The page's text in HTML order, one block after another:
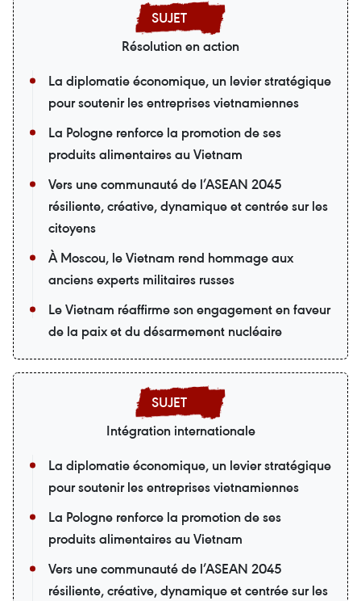
Résolution en action
La diplomatie économique, un levier stratégique
pour soutenir les entreprises vietnamiennes
La Pologne renforce la promotion de ses
produits alimentaires au Vietnam
Vers une communauté de l’ASEAN 2045
résiliente, créative, dynamique et centrée sur les
citoyens
À Moscou, le Vietnam rend hommage aux
anciens experts militaires russes
Le Vietnam réaffirme son engagement en faveur
de la paix et du désarmement nucléaire
Intégration internationale
La diplomatie économique, un levier stratégique
pour soutenir les entreprises vietnamiennes
La Pologne renforce la promotion de ses
produits alimentaires au Vietnam
Vers une communauté de l’ASEAN 2045
résiliente, créative, dynamique et centrée sur les